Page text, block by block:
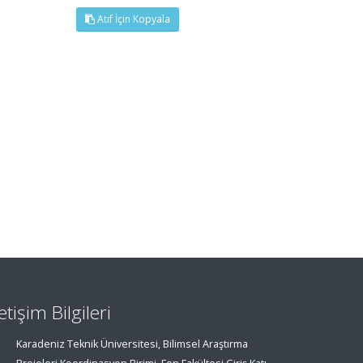
Atıf İçin Kopyala
Bilgileri
Karadeniz Teknik Üniversitesi, Bilimsel Araştırma